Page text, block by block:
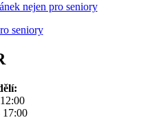
nejen pro seniory
17:00